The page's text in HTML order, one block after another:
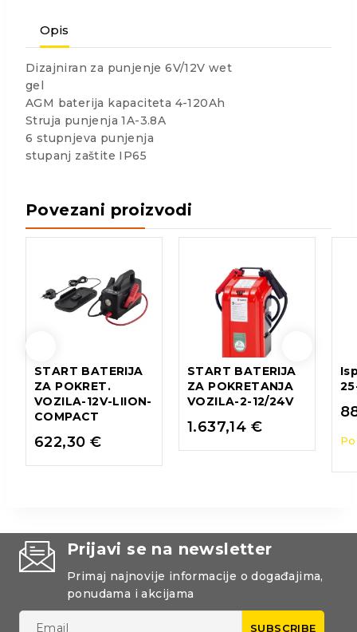
Opis
Dizajniran za punjenje 6V/12V wet
gel
AGM baterija kapaciteta 4-120Ah
Struja punjenja 1A-3.8A
6 stupnjeva punjenja
stupanj zaštite IP65
Povezani proizvodi
START BATERIJA
ZA POKRET.
VOZILA-12V-LIION-
COMPACT
622,30 €
START BATERIJA
ZA POKRETANJA
VOZILA-2-12/24V
1.637,14 €
Prijavi se na newsletter
Primaj najnovije informacije o događajima,
ponudama i akcijama